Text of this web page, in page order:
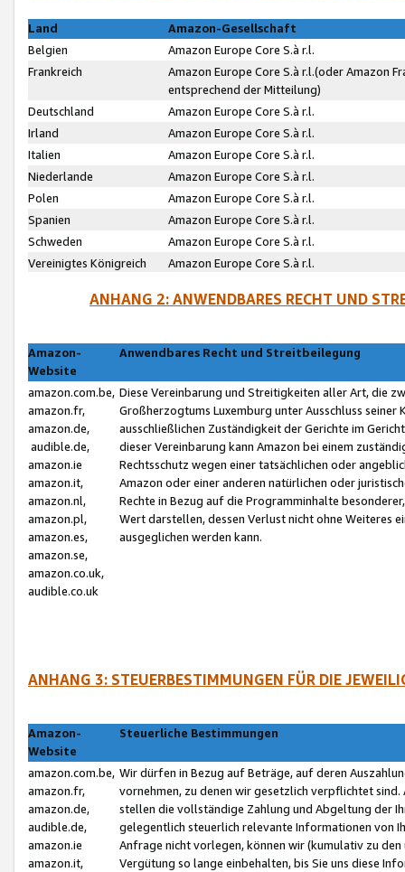
Land
Amazon-Gesellschaft
Belgien
Amazon Europe Core S.à r.l.
Frankreich
Amazon Europe Core S.à r.l.(oder Amazon
entsprechend der Mitteilung)
Deutschland
Amazon Europe Core S.à r.l.
Irland
Amazon Europe Core S.à r.l.
Italien
Amazon Europe Core S.à r.l.
Niederlande
Amazon Europe Core S.à r.l.
Polen
Amazon Europe Core S.à r.l.
Spanien
Amazon Europe Core S.à r.l.
Schweden
Amazon Europe Core S.à r.l.
Vereinigtes Königreich
Amazon Europe Core S.à r.l.
ANHANG 2: ANWENDBARES RECHT UND
Amazon-
Website
Anwendbares Recht und Streitbeilegung
amazon.com.be,
amazon.fr,
amazon.de,
audible.de,
amazon.ie
amazon.it,
amazon.nl,
amazon.pl,
amazon.es,
amazon.se,
amazon.co.uk,
audible.co.uk
Diese Vereinbarung und Streitigkeiten aller Art, die
Großherzogtums Luxemburg unter Ausschluss
ausschließlichen Zuständigkeit der Gerichte im
dieser Vereinbarung kann Amazon bei einem
Rechtsschutz wegen einer tatsächlichen oder
Amazon oder einer anderen natürlichen oder
Rechte in Bezug auf die Programminhalte
Wert darstellen, dessen Verlust nicht ohne Weiteres
ausgeglichen werden kann.
ANHANG 3: STEUERBESTIMMUNGEN FÜR DIE
Amazon-
Website
Steuerliche Bestimmungen
amazon.com.be,
amazon.fr,
amazon.de,
audible.de,
amazon.ie
amazon.it,
Wir dürfen in Bezug auf Beträge, auf deren
vornehmen, zu denen wir gesetzlich verpflichtet
stellen die vollständige Zahlung und Abgeltung der
gelegentlich steuerlich relevante Informationen von
Anfrage nicht vorlegen, können wir (kumulativ zu
Vergütung so lange einbehalten, bis Sie uns diese